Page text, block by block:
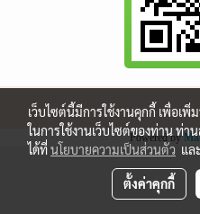
Powered by
เว็บไซต์นี้มีการใช้งานคุกกี้ เพื่อเ
ในการใช้งานเว็บไซต์ของท่าน ท่า
ได้ที่นโยบายความเป็นส่วนตัวแล
ตั้งค่าคุกกี้